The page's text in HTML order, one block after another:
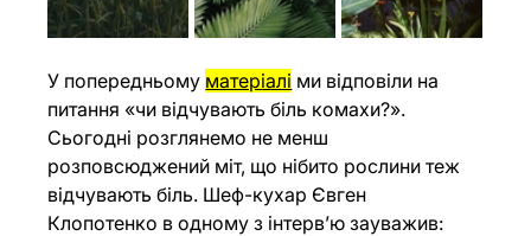
У попередньому матеріалі ми відповіли на
питання «чи відчувають біль комахи?».
Сьогодні розглянемо не менш
розповсюджений міт, що нібито рослини теж
відчувають біль. Шеф-кухар Євген
Клопотенко в одному з інтерв’ю зауважив: